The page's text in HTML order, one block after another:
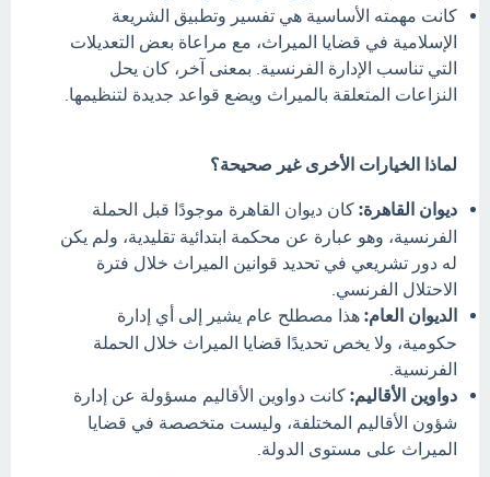
كانت مهمته الأساسية هي تفسير وتطبيق الشريعة
الإسلامية في قضايا الميراث، مع مراعاة بعض التعديلات
التي تناسب الإدارة الفرنسية. بمعنى آخر، كان يحل
النزاعات المتعلقة بالميراث ويضع قواعد جديدة لتنظيمها.
لماذا الخيارات الأخرى غير صحيحة؟
ديوان القاهرة: كان ديوان القاهرة موجودًا قبل الحملة
الفرنسية، وهو عبارة عن محكمة ابتدائية تقليدية، ولم يكن
له دور تشريعي في تحديد قوانين الميراث خلال فترة
الاحتلال الفرنسي.
الديوان العام: هذا مصطلح عام يشير إلى أي إدارة
حكومية، ولا يخص تحديدًا قضايا الميراث خلال الحملة
الفرنسية.
دواوين الأقاليم: كانت دواوين الأقاليم مسؤولة عن إدارة
شؤون الأقاليم المختلفة، وليست متخصصة في قضايا
الميراث على مستوى الدولة.